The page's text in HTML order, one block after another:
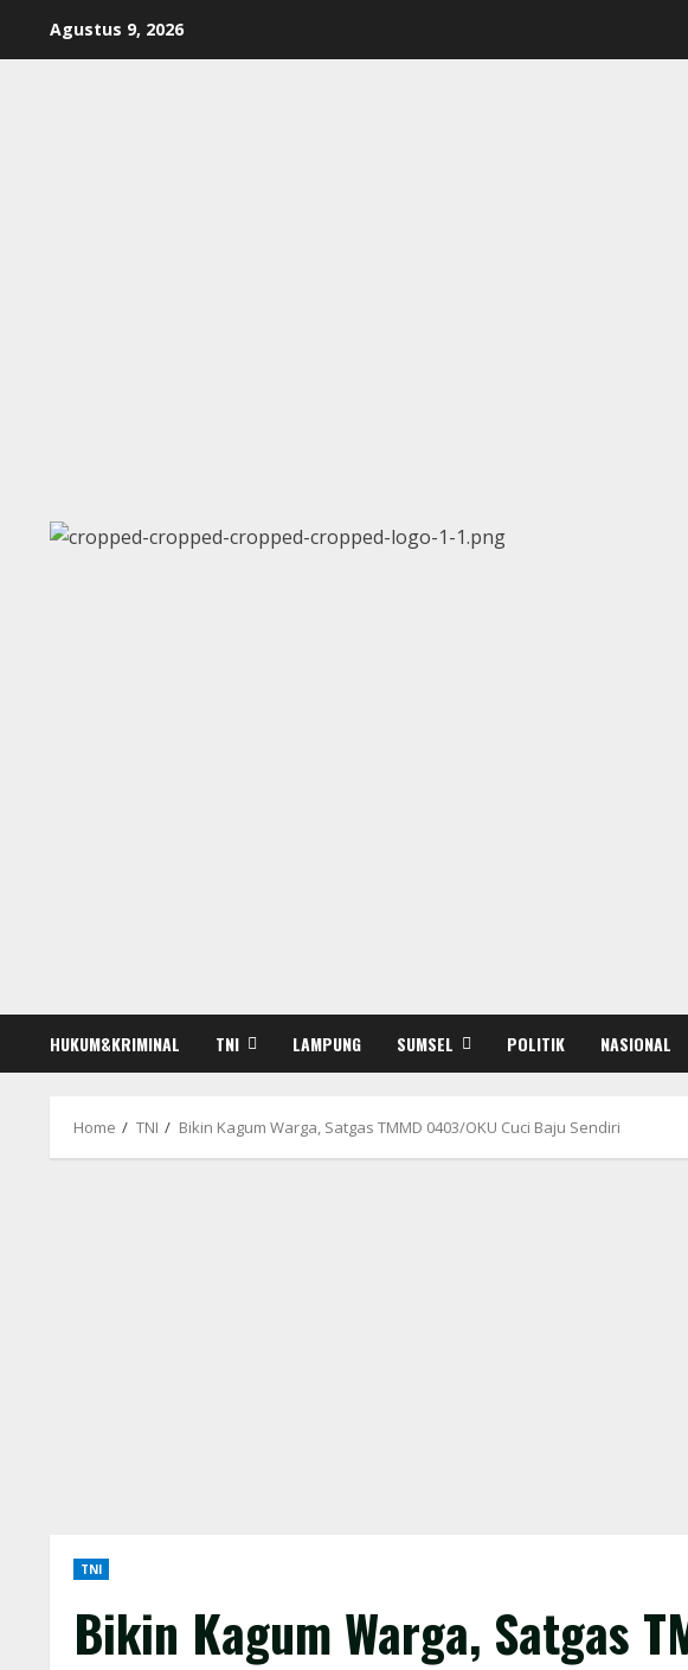
Agustus 9, 2026
HUKUM&KRIMINAL TNI LAMPUNG SUMSEL POLITIK NASIONAL
Home TNI Bikin Kagum Warga, Satgas TMMD 0403/OKU Cuci Baju Sendiri
TNI
Bikin Kagum Warga, Satgas